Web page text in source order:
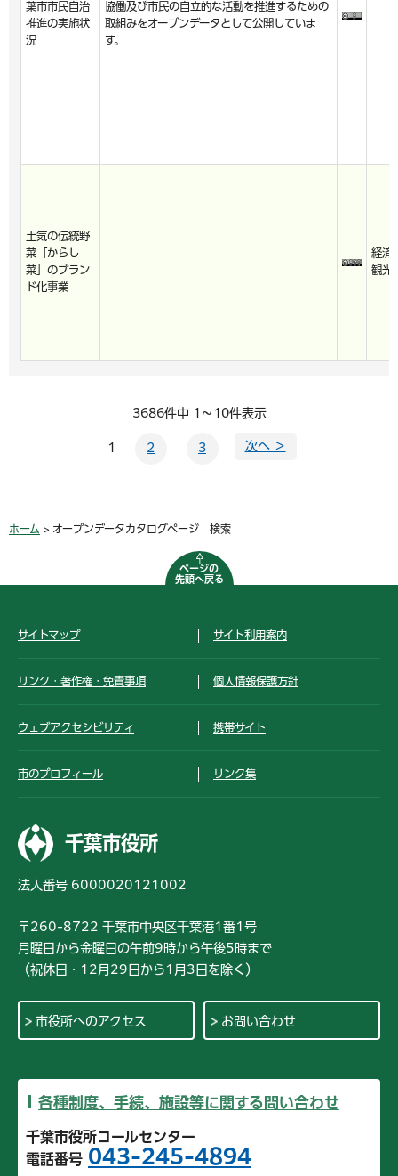
葉市市民自治
推進の実施状
況
協働及び市民の自立的な活動を推進するための
取組みをオープンデータとして公開していま
す。
土気の伝統野
菜「からし
菜」のブラン
ド化事業
経済
観光
3686件中 1～10件表示
1 2 3 次へ ＞
ホーム > オープンデータカタログページ 検索
ページの
先頭へ戻る
サイトマップ サイト利用案内
リンク・著作権・免責事項 個人情報保護方針
ウェブアクセシビリティ 携帯サイト
市のプロフィール リンク集
千葉市役所
法人番号 6000020121002
〒260-8722 千葉市中央区千葉港1番1号
月曜日から金曜日の午前9時から午後5時まで
（祝休日・12月29日から1月3日を除く）
市役所へのアクセス お問い合わせ
各種制度、手続、施設等に関する問い合わせ
千葉市役所コールセンター
電話番号 043-245-4894